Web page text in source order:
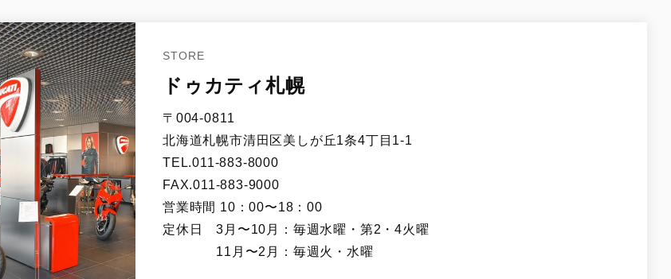
STORE
ドゥカティ札幌
〒004-0811
北海道札幌市清田区美しが丘1条4丁目1-1
TEL.011-883-8000
FAX.011-883-9000
営業時間 10：00〜18：00
定休日 3月〜10月：毎週水曜・第2・4火曜
11月〜2月：毎週火・水曜